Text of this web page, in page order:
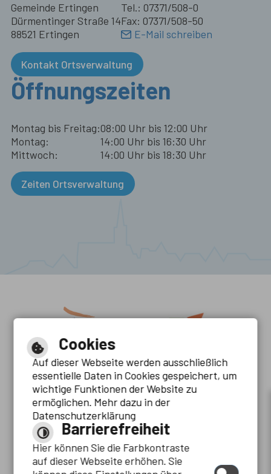
Gemeinde Ertingen
Dürmentinger Straße 14
88521 Ertingen
Tel.: 07371/508-0
Fax: 07371/508-50
E-Mail schreiben
Kontakt Ortsverwaltung
Öffnungszeiten
Montag bis Freitag:
Montag:
Mittwoch:
08:00 Uhr bis 12:00 Uhr
14:00 Uhr bis 16:30 Uhr
14:00 Uhr bis 18:30 Uhr
Zeiten Ortsverwaltung
Cookies
Auf dieser Webseite werden ausschließlich
essentielle Daten in Cookies gespeichert, um
wichtige Funktionen der Website zu
ermöglichen. Mehr dazu in der
Datenschutzerklärung
Barrierefreiheit
Hier können Sie die Farbkontraste
auf dieser Webseite erhöhen. Sie